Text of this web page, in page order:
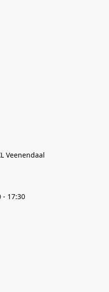
Veenendaal
- 17:30